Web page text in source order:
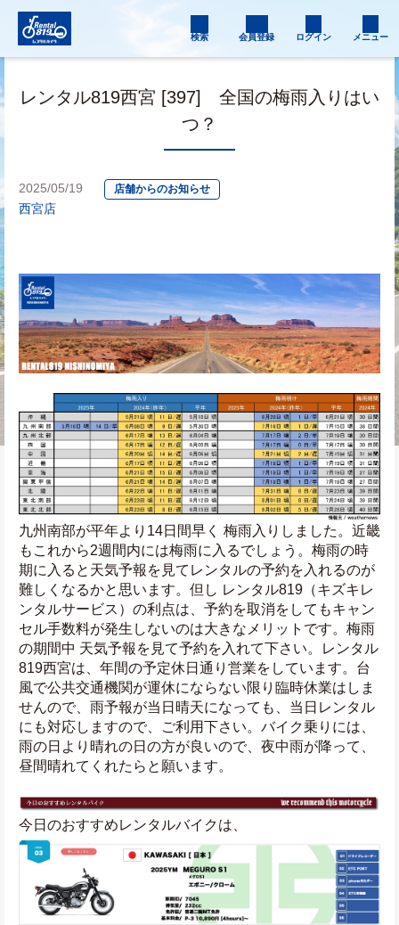
検索 会員登録 ログイン メニュー
レンタル819西宮 [397] 全国の梅雨入りはい
つ？
2025/05/19 店舗からのお知らせ
西宮店
九州南部が平年より14日間早く 梅雨入りしました。近畿
もこれから2週間内には梅雨に入るでしょう。梅雨の時
期に入ると天気予報を見てレンタルの予約を入れるのが
難しくなるかと思います。但し レンタル819（キズキレ
ンタルサービス）の利点は、予約を取消をしてもキャン
セル手数料が発生しないのは大きなメリットです。梅雨
の期間中 天気予報を見て予約を入れて下さい。レンタル
819西宮は、年間の予定休日通り営業をしています。台
風で公共交通機関が運休にならない限り臨時休業はしま
せんので、雨予報が当日晴天になっても、当日レンタル
にも対応しますので、ご利用下さい。バイク乗りには、
雨の日より晴れの日の方が良いので、夜中雨が降って、
昼間晴れてくれたらと願います。
今日のおすすめレンタルバイクは、